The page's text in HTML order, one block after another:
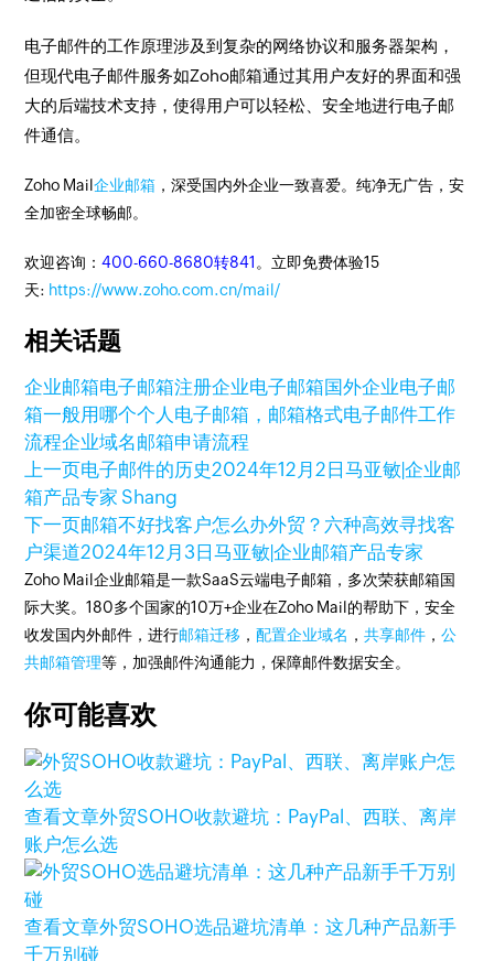
电子邮件的工作原理涉及到复杂的网络协议和服务器架构，
但现代电子邮件服务如Zoho邮箱通过其用户友好的界面和强
大的后端技术支持，使得用户可以轻松、安全地进行电子邮
件通信。
Zoho Mail企业邮箱 ，深受国内外企业一致喜爱。纯净无广告，安
全加密全球畅邮。
欢迎咨询：400-660-8680转841 。立即免费体验15
天: https://www.zoho.com.cn/mail/
相关话题
企业邮箱电子邮箱注册企业电子邮箱国外企业电子邮
箱一般用哪个个人电子邮箱，邮箱格式电子邮件工作
流程企业域名邮箱申请流程
上一页电子邮件的历史2024年12月2日马亚敏|企业邮
箱产品专家 Shang
下一页邮箱不好找客户怎么办外贸？六种高效寻找客
户渠道2024年12月3日马亚敏|企业邮箱产品专家
Zoho Mail企业邮箱是一款SaaS云端电子邮箱，多次荣获邮箱国
际大奖。180多个国家的10万+企业在Zoho Mail的帮助下，安全
收发国内外邮件，进行邮箱迁移 ，配置企业域名 ，共享邮件 ，公
共邮箱管理等，加强邮件沟通能力，保障邮件数据安全。
你可能喜欢
查看文章外贸SOHO收款避坑：PayPal、西联、离岸
账户怎么选
查看文章外贸SOHO选品避坑清单：这几种产品新手
千万别碰